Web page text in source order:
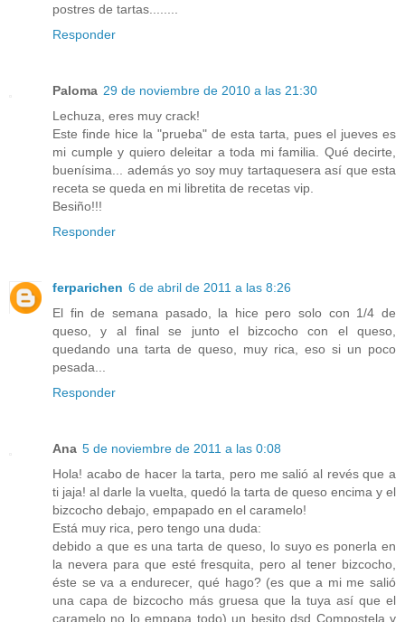
postres de tartas........
Responder
Paloma 29 de noviembre de 2010 a las 21:30
Lechuza, eres muy crack!
Este finde hice la "prueba" de esta tarta, pues el jueves es
mi cumple y quiero deleitar a toda mi familia. Qué decirte,
buenísima... además yo soy muy tartaquesera así que esta
receta se queda en mi libretita de recetas vip.
Besiño!!!
Responder
ferparichen 6 de abril de 2011 a las 8:26
El fin de semana pasado, la hice pero solo con 1/4 de
queso, y al final se junto el bizcocho con el queso,
quedando una tarta de queso, muy rica, eso si un poco
pesada...
Responder
Ana 5 de noviembre de 2011 a las 0:08
Hola! acabo de hacer la tarta, pero me salió al revés que a
ti jaja! al darle la vuelta, quedó la tarta de queso encima y el
bizcocho debajo, empapado en el caramelo!
Está muy rica, pero tengo una duda:
debido a que es una tarta de queso, lo suyo es ponerla en
la nevera para que esté fresquita, pero al tener bizcocho,
éste se va a endurecer, qué hago? (es que a mi me salió
una capa de bizcocho más gruesa que la tuya así que el
caramelo no lo empapa todo) un besito dsd Compostela y